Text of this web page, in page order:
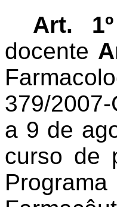
Art.
docente
379/
a 9 de
curso de